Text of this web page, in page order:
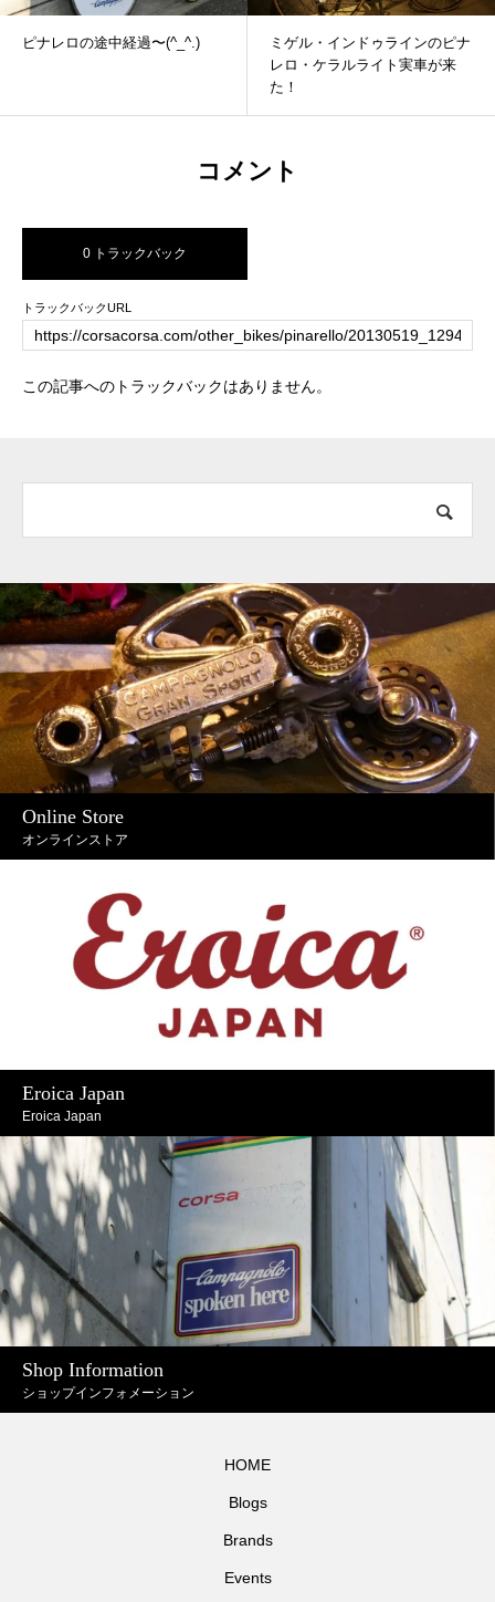
ピナレロの途中経過〜(^_^.)
ミゲル・インドゥラインのピナ
レロ・ケラルライト実車が来
た！
コメント
0 トラックバック
トラックバックURL
この記事へのトラックバックはありません。
Online Store
オンラインストア
Eroica Japan
Eroica Japan
Shop Information
ショップインフォメーション
HOME
Blogs
Brands
Events